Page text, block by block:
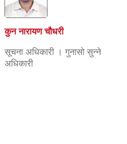
कुन नारायण चाैधरी
सूचना अधिकारी । गुनासो सुन्ने
अधिकारी